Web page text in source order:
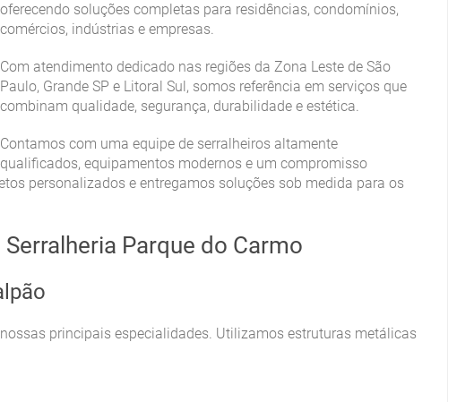
oferecendo soluções completas para residências, condomínios,
comércios, indústrias e empresas.
Com atendimento dedicado nas regiões da Zona Leste de São
Paulo, Grande SP e Litoral Sul, somos referência em serviços que
combinam qualidade, segurança, durabilidade e estética.
Contamos com uma equipe de serralheiros altamente
qualificados, equipamentos modernos e um compromisso
personalizados e entregamos soluções sob medida para os
Parque do Carmo
principais especialidades. Utilizamos estruturas metálicas